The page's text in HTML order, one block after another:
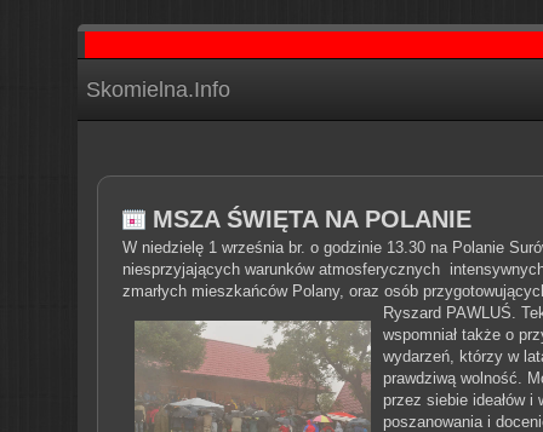
Skomielna.Info
MSZA ŚWIĘTA NA POLANIE
W niedzielę 1 września br. o godzinie 13.30 na Polanie
niesprzyjających warunków atmosferycznych
zmarłych mieszkańców Polany, oraz osób
Ryszard PAWLUŚ.
wspomniał także o
wydarzeń, którzy w
prawdziwą wolność.
przez siebie ideałów
poszanowania i